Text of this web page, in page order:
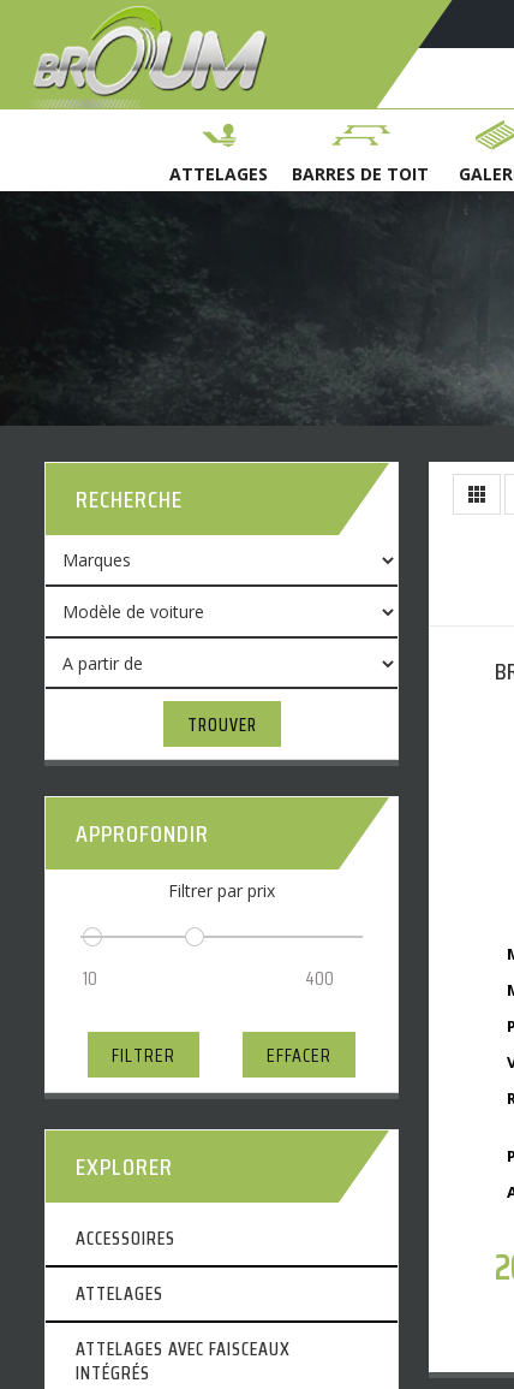
ATTELAGES BARRES DE TOIT
RECHERCHE
TROUVER
APPROFONDIR
Filtrer par prix
FILTRER EFFACER
EXPLORER
ACCESSOIRES
ATTELAGES
ATTELAGES AVEC FAISCEAUX
INTÉGRÉS